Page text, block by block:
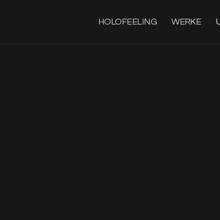
HOLOFEELING WERKE